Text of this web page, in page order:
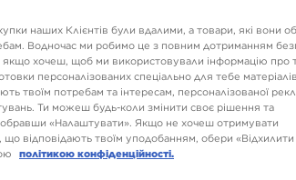
наших Клієнтів були вдалими, а товари, які вони
Водночас ми робимо це з повним дотриманням
якщо хочеш, щоб ми використовували інформацію про
персоналізованих спеціально для тебе
твоїм потребам та інтересам, персоналізованої
Ти можеш будь-коли змінити своє рішення та
«Налаштувати». Якщо не хочеш отримувати
що відповідають твоїм уподобанням, обери
політикою конфіденційності.